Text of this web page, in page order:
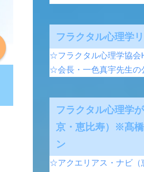
フラクタル心理学
☆フラクタル心理学協会
☆会長・一色真宇先生の
フラクタル心理学
京・恵比寿）※髙
ン
☆アクエリアス・ナビ（